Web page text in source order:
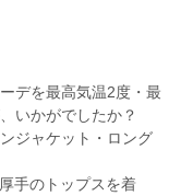
デを最高気温2度・最
いかがでしたか？
ジャケット・ロング
手のトップスを着